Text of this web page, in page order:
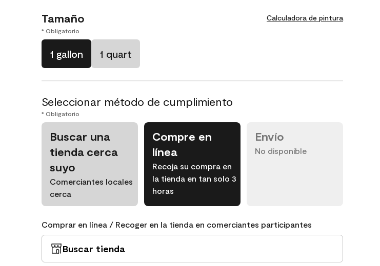
Tamaño Calculadora de pintura
* Obligatorio
1 gallon 1 quart
Seleccionar método de cumplimiento
* Obligatorio
Buscar una
tienda cerca
suyo
Comerciantes locales
cerca
Compre en
línea
Recoja su compra en
la tienda en tan solo 3
horas
Envío
No disponible
Comprar en línea / Recoger en la tienda en comerciantes participantes
Buscar tienda